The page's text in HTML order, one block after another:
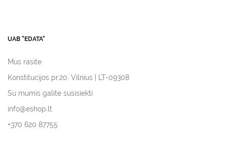
UAB "EDATA"
Mus rasite
Konstitucijos pr.20. Vilnius | LT-09308
Su mumis galite susisiekti
info@eshop.lt
+370 620 87755